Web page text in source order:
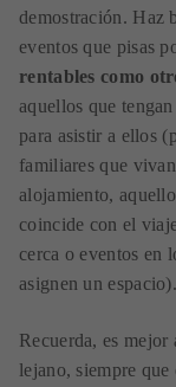
demostración. Haz
eventos que pisas
rentables como
aquellos que
para asistir a ellos
familiares que
alojamiento,
coincide con el
cerca o eventos en
asignen un espacio).
Recuerda, es mejor
lejano, siempre que